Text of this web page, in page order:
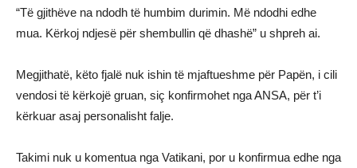
“Të gjithëve na ndodh të humbim durimin. Më ndodhi edhe
mua. Kërkoj ndjesë për shembullin që dhashë” u shpreh ai.
Megjithatë, këto fjalë nuk ishin të mjaftueshme për Papën, i cili
vendosi të kërkojë gruan, siç konfirmohet nga ANSA, për t’i
kërkuar asaj personalisht falje.
Takimi nuk u komentua nga Vatikani, por u konfirmua edhe nga